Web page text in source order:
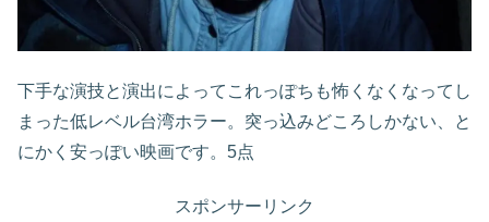
下手な演技と演出によってこれっぽちも怖くなくなってし
まった低レベル台湾ホラー。突っ込みどころしかない、と
にかく安っぽい映画です。5点
スポンサーリンク